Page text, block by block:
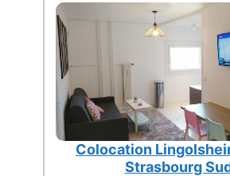
Colocation
Strasbourg